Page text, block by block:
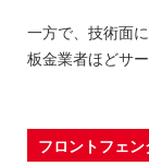
一方で、技術面
板金業者ほどサ
フロントフェ